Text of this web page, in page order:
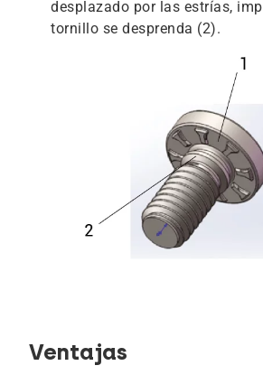
desplazado por las estrías,
tornillo se desprenda (2).
Ventajas